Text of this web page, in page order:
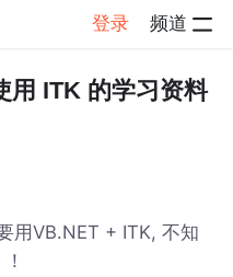
登录 频道
用 ITK 的学习资料
用VB.NET + ITK, 不知